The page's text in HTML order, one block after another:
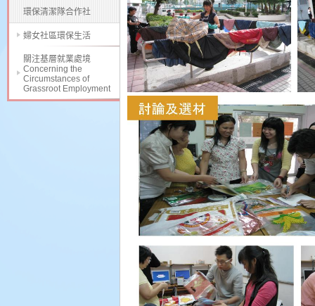
環保清潔隊合作社
婦女社區環保生活
關注基層就業處境
Concerning the
Circumstances of
Grassroot Employment